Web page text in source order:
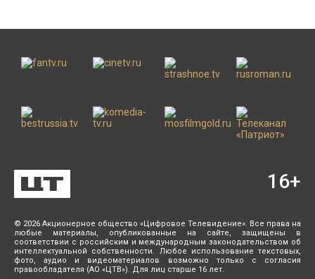
© 2026 Акционерное общество «Цифровое Телевидение». Все права на
любые материалы, опубликованные на сайте, защищены в
соответствии с российским и международным законодательством об
интеллектуальной собственности. Любое использование текстовых,
фото, аудио и видеоматериалов возможно только с согласия
правообладателя (АО «ЦТВ»). Для лиц старше 16 лет.
16+